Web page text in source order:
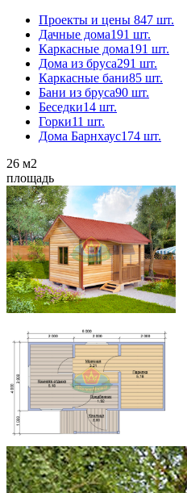
Проекты и цены 847 шт.
Дачные дома191 шт.
Каркасные дома191 шт.
Дома из бруса291 шт.
Каркасные бани85 шт.
Бани из бруса90 шт.
Беседки14 шт.
Горки11 шт.
Дома Барнхаус174 шт.
26 м2
площадь